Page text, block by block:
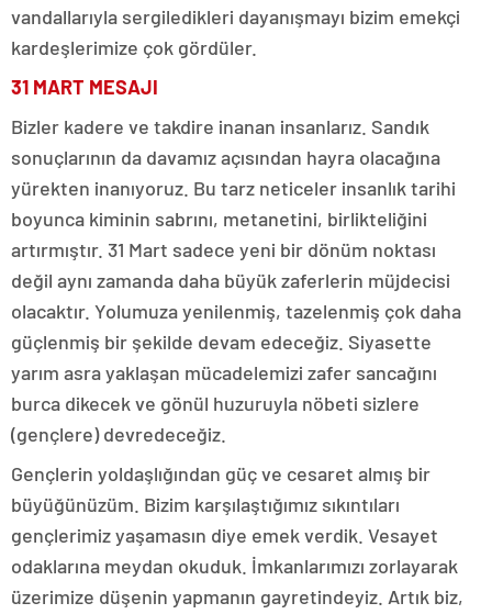
vandallarıyla sergiledikleri dayanışmayı bizim emekçi
kardeşlerimize çok gördüler.
31 MART MESAJI
Bizler kadere ve takdire inanan insanlarız. Sandık
sonuçlarının da davamız açısından hayra olacağına
yürekten inanıyoruz. Bu tarz neticeler insanlık tarihi
boyunca kiminin sabrını, metanetini, birlikteliğini
artırmıştır. 31 Mart sadece yeni bir dönüm noktası
değil aynı zamanda daha büyük zaferlerin müjdecisi
olacaktır. Yolumuza yenilenmiş, tazelenmiş çok daha
güçlenmiş bir şekilde devam edeceğiz. Siyasette
yarım asra yaklaşan mücadelemizi zafer sancağını
burca dikecek ve gönül huzuruyla nöbeti sizlere
(gençlere) devredeceğiz.
Gençlerin yoldaşlığından güç ve cesaret almış bir
büyüğünüzüm. Bizim karşılaştığımız sıkıntıları
gençlerimiz yaşamasın diye emek verdik. Vesayet
odaklarına meydan okuduk. İmkanlarımızı zorlayarak
üzerimize düşenin yapmanın gayretindeyiz. Artık biz,